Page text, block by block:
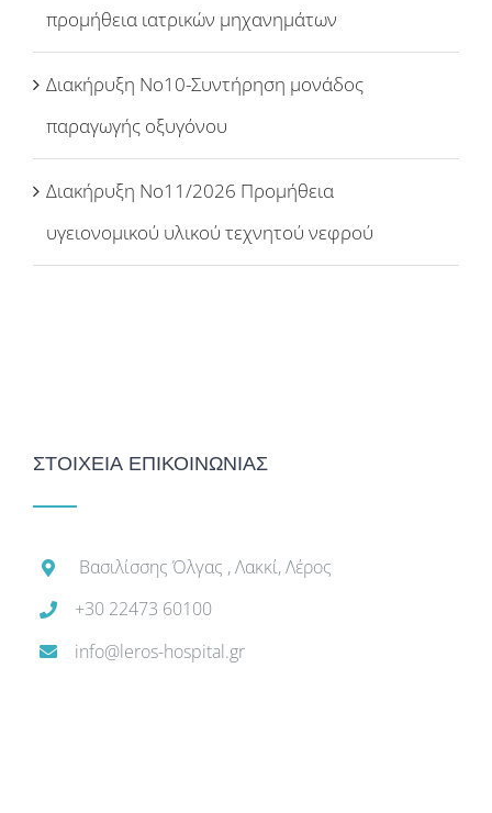
προμήθεια ιατρικών μηχανημάτων
Διακήρυξη Νο10-Συντήρηση μονάδος
παραγωγής οξυγόνου
Διακήρυξη Νο11/2026 Προμήθεια
υγειονομικού υλικού τεχνητού νεφρού
ΣΤΟΙΧΕΙΑ ΕΠΙΚΟΙΝΩΝΙΑΣ
Βασιλίσσης Όλγας , Λακκί, Λέρος
+30 22473 60100
info@leros-hospital.gr